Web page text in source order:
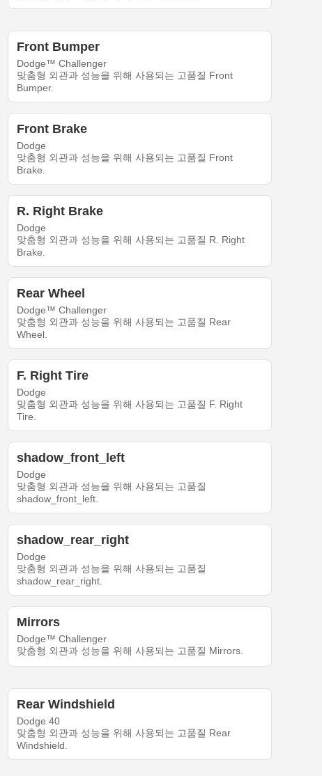
Front Bumper
Dodge™ Challenger
맞춤형 외관과 성능을 위해 사용되는 고품질 Front
Bumper.
Front Brake
Dodge
맞춤형 외관과 성능을 위해 사용되는 고품질 Front
Brake.
R. Right Brake
Dodge
맞춤형 외관과 성능을 위해 사용되는 고품질 R. Right
Brake.
Rear Wheel
Dodge™ Challenger
맞춤형 외관과 성능을 위해 사용되는 고품질 Rear
Wheel.
F. Right Tire
Dodge
맞춤형 외관과 성능을 위해 사용되는 고품질 F. Right
Tire.
shadow_front_left
Dodge
맞춤형 외관과 성능을 위해 사용되는 고품질
shadow_front_left.
shadow_rear_right
Dodge
맞춤형 외관과 성능을 위해 사용되는 고품질
shadow_rear_right.
Mirrors
Dodge™ Challenger
맞춤형 외관과 성능을 위해 사용되는 고품질 Mirrors.
Rear Windshield
Dodge 40
맞춤형 외관과 성능을 위해 사용되는 고품질 Rear
Windshield.